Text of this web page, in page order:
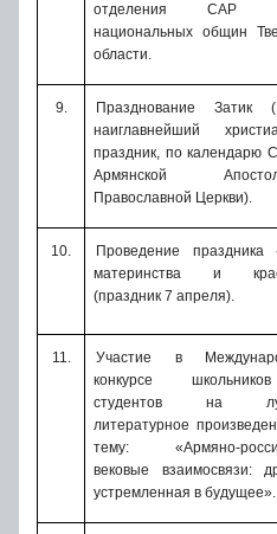
отделения САР
национальных общин
области.
9. Празднование Затик (
наиглавнейший
праздник, по календарю
Армянской
Православной Церкви).
10.
Проведение праздника
материнства и
(праздник 7 апреля).
11.
Участие в
конкурсе
студентов на
литературное
тему: «Армяно-
вековые взаимосвязи:
устремленная в будущее».